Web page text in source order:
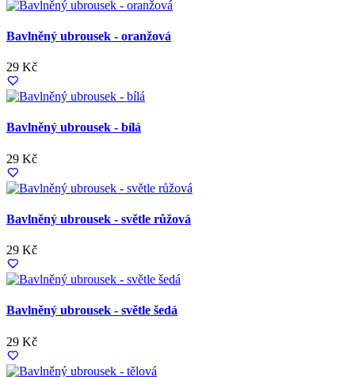
Bavlněný ubrousek - oranžová
29 Kč
Bavlněný ubrousek - bílá
29 Kč
Bavlněný ubrousek - světle růžová
29 Kč
Bavlněný ubrousek - světle šedá
29 Kč